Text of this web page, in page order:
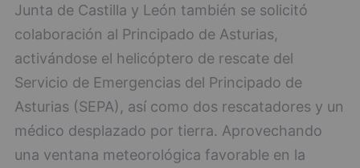
Junta de Castilla y León también se solicitó
colaboración al Principado de Asturias,
activándose el helicóptero de rescate del
Servicio de Emergencias del Principado de
Asturias (SEPA), así como dos rescatadores y un
médico desplazado por tierra. Aprovechando
una ventana meteorológica favorable en la